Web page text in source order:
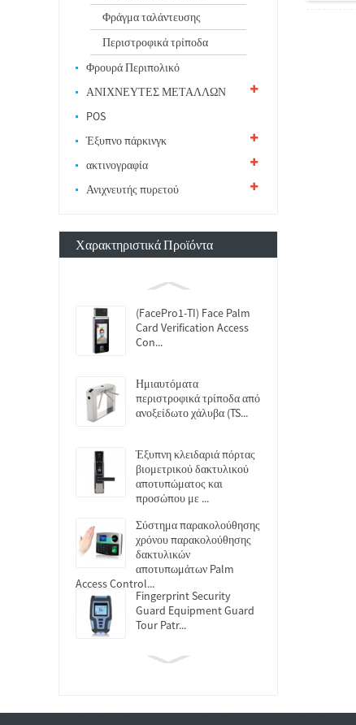
Φράγμα ταλάντευσης
Περιστροφικά τρίποδα
Φρουρά Περιπολικό
ΑΝΙΧΝΕΥΤΕΣ ΜΕΤΑΛΛΩΝ
POS
Έξυπνο πάρκινγκ
ακτινογραφία
Ανιχνευτής πυρετού
Χαρακτηριστικά Προϊόντα
(FacePro1-TI) Face Palm
Card Verification Access
Con...
Ημιαυτόματα
περιστροφικά τρίποδα από
ανοξείδωτο χάλυβα (TS...
Έξυπνη κλειδαριά πόρτας
βιομετρικού δακτυλικού
αποτυπώματος και
προσώπου με ...
Σύστημα παρακολούθησης
χρόνου παρακολούθησης
δακτυλικών
αποτυπωμάτων Palm
Access Control...
Fingerprint Security
Guard Equipment Guard
Tour Patr...